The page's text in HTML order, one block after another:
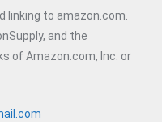
linking to amazon.com.
and the
of Amazon.com, Inc. or